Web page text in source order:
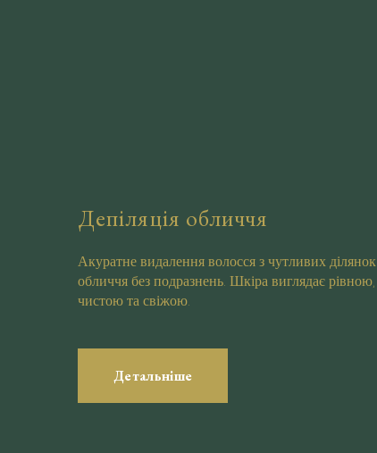
Депіляція обличчя
Акуратне видалення волосся з чутливих ділянок
обличчя без подразнень. Шкіра виглядає рівною,
чистою та свіжою.
Детальніше